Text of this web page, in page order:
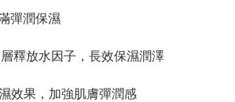
彈潤保濕
釋放水因子，長效保濕潤澤
效果，加強肌膚彈潤感